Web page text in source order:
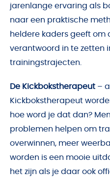
jarenlange ervaring als
naar een praktische
heldere kaders geeft om
verantwoord in te zetten
trainingstrajecten.
De Kickbokstherapeut –
Kickbokstherapeut
hoe word je dat dan?
problemen helpen om
overwinnen, meer
worden is een mooie
het zijn als je daar ook